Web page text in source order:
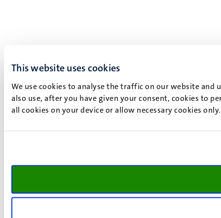
This website uses cookies
We use cookies to analyse the traffic on our website and
also use, after you have given your consent, cookies to
all cookies on your device or allow necessary cookies